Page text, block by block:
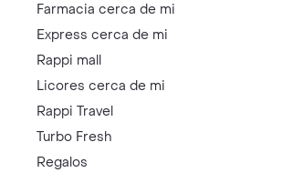
Farmacia cerca de mi
Express cerca de mi
Rappi mall
Licores cerca de mi
Rappi Travel
Turbo Fresh
Regalos